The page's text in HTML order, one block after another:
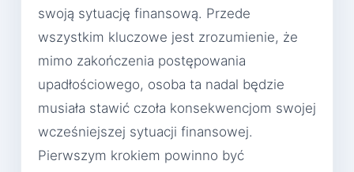
swoją sytuację finansową. Przede
wszystkim kluczowe jest zrozumienie, że
mimo zakończenia postępowania
upadłościowego, osoba ta nadal będzie
musiała stawić czoła konsekwencjom swojej
wcześniejszej sytuacji finansowej.
Pierwszym krokiem powinno być